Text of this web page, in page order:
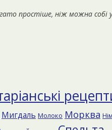
простіше, ніж можна собі
Мигдаль Молоко Морква